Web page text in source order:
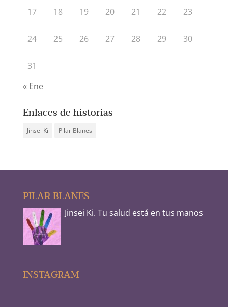
17 18 19 20 21 22 23
24 25 26 27 28 29 30
31
« Ene
Enlaces de historias
Jinsei Ki Pilar Blanes
PILAR BLANES
Jinsei Ki. Tu salud está en tus manos
INSTAGRAM